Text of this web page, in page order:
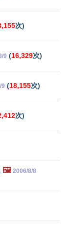
次)
9 (16,329次)
9 (18,155次)
次)
🖼️ 2006/8/8